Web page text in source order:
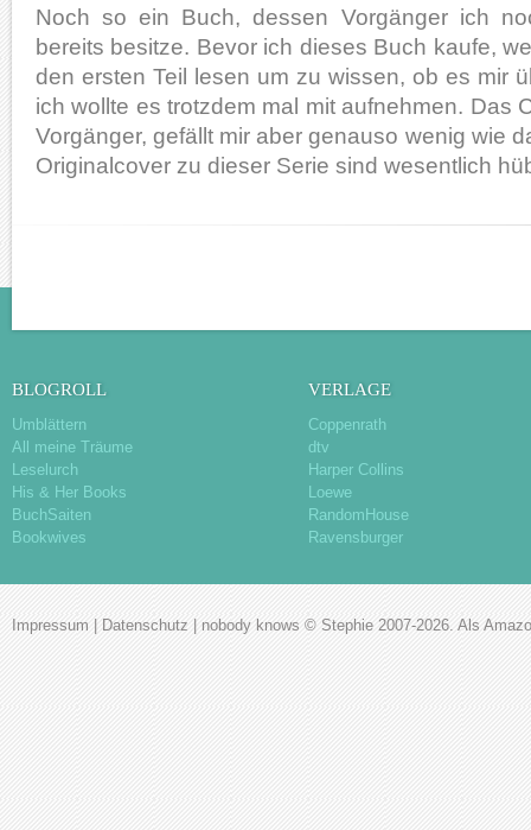
Noch so ein Buch, dessen Vorgänger ich
bereits besitze. Bevor ich dieses Buch kaufe,
den ersten Teil lesen um zu wissen, ob es mir
ich wollte es trotzdem mal mit aufnehmen. Das
Vorgänger, gefällt mir aber genauso wenig wie
Originalcover zu dieser Serie sind wesentlich
BLOGROLL
Umblättern
All meine Träume
Leselurch
His & Her Books
BuchSaiten
Bookwives
VERLAGE
Coppenrath
dtv
Harper Collins
Loewe
RandomHouse
Ravensburger
Impressum Datenschutz nobody knows © Stephie 2007-2026. Als